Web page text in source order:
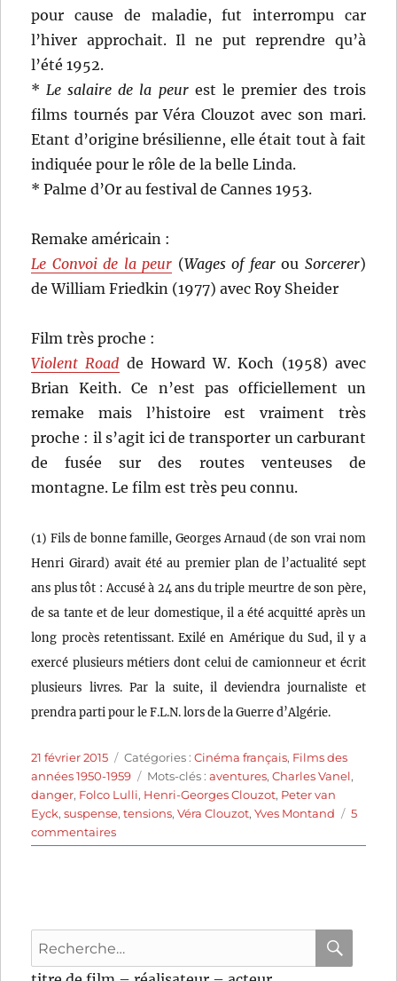
pour cause de maladie, fut interrompu car
l’hiver approchait. Il ne put reprendre qu’à
l’été 1952.
* Le salaire de la peurest le premier des trois
films tournés par Véra Clouzot avec son mari.
Etant d’origine brésilienne, elle était tout à fait
indiquée pour le rôle de la belle Linda.
* Palme d’Or au festival de Cannes 1953.
Remake américain :
Le Convoi de la peur (Wages of fearou Sorcerer)
de William Friedkin (1977) avec Roy Sheider
Film très proche :
Violent Road de Howard W. Koch (1958) avec
Brian Keith. Ce n’est pas officiellement un
remake mais l’histoire est vraiment très
proche : il s’agit ici de transporter un carburant
de fusée sur des routes venteuses de
montagne. Le film est très peu connu.
(1) Fils de bonne famille, Georges Arnaud (de son vrai nom
Henri Girard) avait été au premier plan de l’actualité sept
ans plus tôt : Accusé à 24 ans du triple meurtre de son père,
de sa tante et de leur domestique, il a été acquitté après un
long procès retentissant. Exilé en Amérique du Sud, il y a
exercé plusieurs métiers dont celui de camionneur et écrit
plusieurs livres. Par la suite, il deviendra journaliste et
prendra parti pour le F.L.N. lors de la Guerre d’Algérie.
Publié
le
21 février 2015 Catégories
Catégories :Cinéma français, Films des
années 1950-1959
Étiquettes
Mots-clés :aventures,Charles Vanel,
danger, Folco Lulli, Henri-Georges Clouzot, Peter van
Eyck,suspense,tensions,Véra Clouzot,Yves Montand
5
commentairessur
Le
Recherche
pour